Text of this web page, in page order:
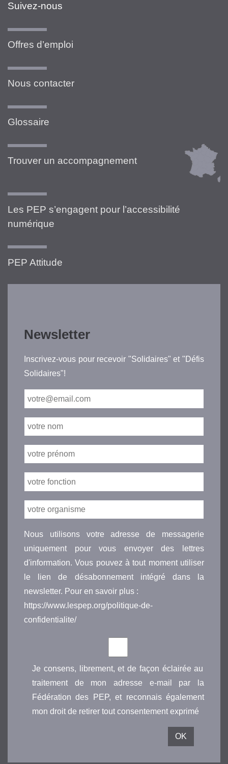
Suivez-nous
Offres d’emploi
Nous contacter
Glossaire
Trouver un accompagnement
Les PEP s’engagent pour l’accessibilité
numérique
PEP Attitude
Newsletter
Inscrivez-vous pour recevoir "Solidaires" et "Défis
Solidaires"!
Nous utilisons votre adresse de messagerie
uniquement pour vous envoyer des lettres
d'information. Vous pouvez à tout moment utiliser
le lien de désabonnement intégré dans la
newsletter. Pour en savoir plus :
https://www.lespep.org/politique-de-
confidentialite/
Je consens, librement, et de façon éclairée au
traitement de mon adresse e-mail par la
Fédération des PEP, et reconnais également
mon droit de retirer tout consentement exprimé